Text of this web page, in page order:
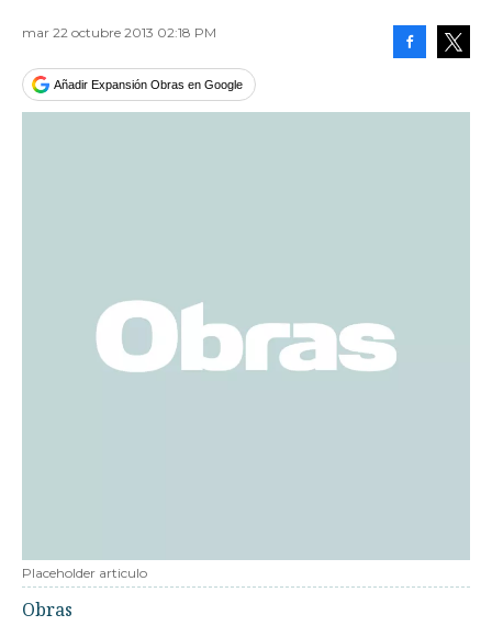
mar 22 octubre 2013 02:18 PM
Añadir Expansión Obras en Google
Placeholder articulo
Obras